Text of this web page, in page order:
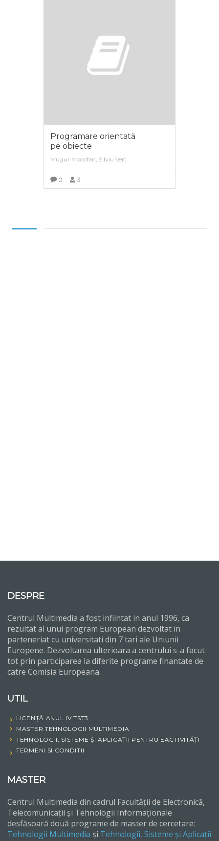
Programare orientată
pe obiecte
Mugur Mocofan, Silviu Vert
0 3
DESPRE
Centrul Multimedia a fost infiintat in anul 1996, ca
rezultat al unui program European dezvoltat in
parteneriat cu universitati din 7 tari ale Uniunii
Europene. Dezvoltarea ulterioara a centrului s-a facut
tot prin participarea la diferite programe finantate de
catre Comisia Europeana.
UTIL
LICENȚĂ ANUL IV TST3
MASTER TEHNOLOGII MULTIMEDIA
TEHNOLOGII, SISTEME ȘI APLICAȚII PENTRU EACTIVITĂȚI
TERMENI SI CONDITII
MASTER
Centrul Multimedia din cadrul Facultății de Electronică,
Telecomunicații și Tehnologii Informaționale
desfăsoară două programe de master de cercetare:
Tehnologii Multimedia și Tehnologii, Sisteme și Aplicații